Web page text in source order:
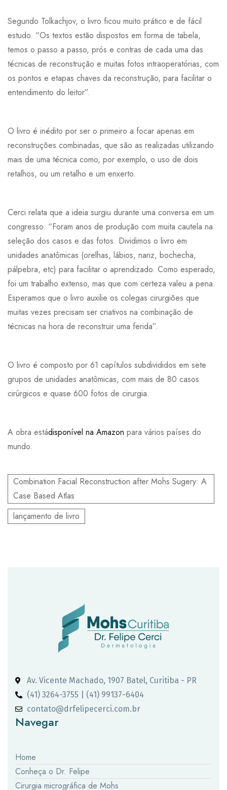
Segundo Tolkachjov, o livro ficou muito prático e de fácil
estudo. “Os textos estão dispostos em forma de tabela,
temos o passo a passo, prós e contras de cada uma das
técnicas de reconstrução e muitas fotos intraoperatórias, com
os pontos e etapas chaves da reconstrução, para facilitar o
entendimento do leitor”.
O livro é inédito por ser o primeiro a focar apenas em
reconstruções combinadas, que são as realizadas utilizando
mais de uma técnica como, por exemplo, o uso de dois
retalhos, ou um retalho e um enxerto.
Cerci relata que a ideia surgiu durante uma conversa em um
congresso. “Foram anos de produção com muita cautela na
seleção dos casos e das fotos. Dividimos o livro em
unidades anatômicas (orelhas, lábios, nariz, bochecha,
pálpebra, etc) para facilitar o aprendizado. Como esperado,
foi um trabalho extenso, mas que com certeza valeu a pena.
Esperamos que o livro auxilie os colegas cirurgiões que
muitas vezes precisam ser criativos na combinação de
técnicas na hora de reconstruir uma ferida”.
O livro é composto por 61 capítulos subdivididos em sete
grupos de unidades anatômicas, com mais de 80 casos
cirúrgicos e quase 600 fotos de cirurgia.
A obra estádisponível na Amazon para vários países do
mundo.
Combination Facial Reconstruction after Mohs Sugery: A
Case Based Atlas
lançamento de livro
Av. Vicente Machado, 1907 Batel, Curitiba - PR
(41) 3264-3755 | (41) 99137-6404
contato@drfelipecerci.com.br
Navegar
Home
Conheça o Dr. Felipe
Cirurgia micrográfica de Mohs